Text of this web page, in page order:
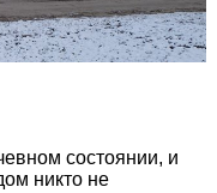
состоянии, и
никто не